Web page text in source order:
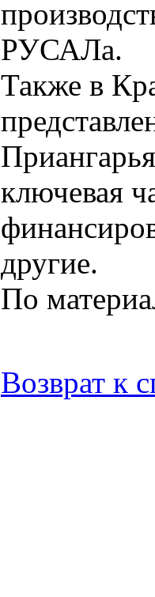
РУСАЛа.
Также в
ключевая
другие.
По
Возврат к